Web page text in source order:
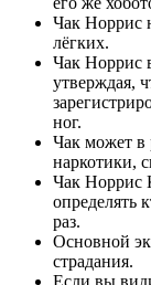
Чак Норрис
лёгких.
Чак Норрис
утверждая,
ног.
Чак может в
наркотики,
Чак Норрис
определять
раз.
Основной
страдания.